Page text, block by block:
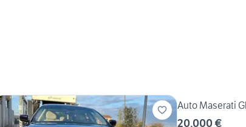
Auto Maserati
20.000 €